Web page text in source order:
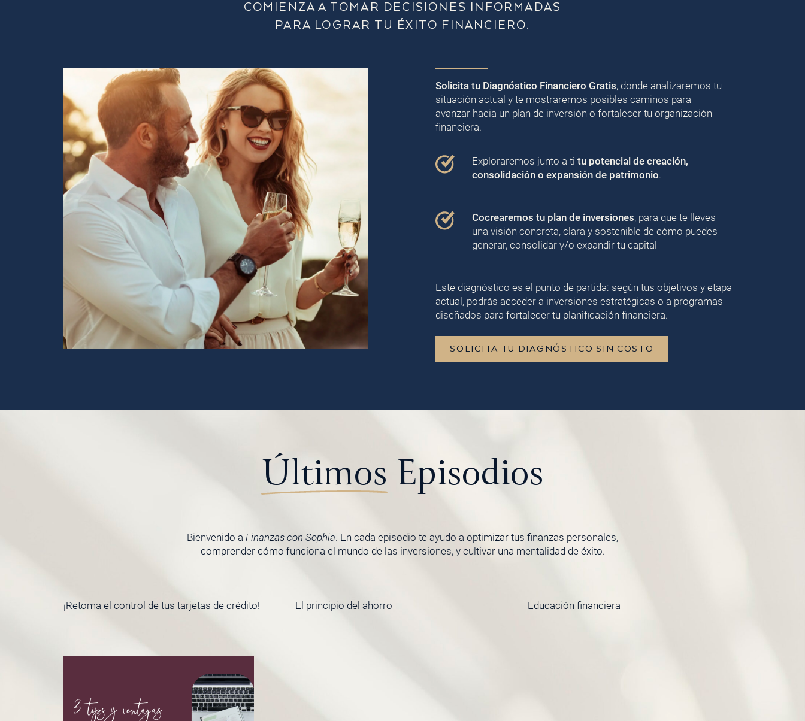
COMIENZA A TOMAR DECISIONES INFORMADAS
PARA LOGRAR TU ÉXITO FINANCIERO.
Solicita tu Diagnóstico Financiero Gratis, donde analizaremos tu
situación actual y te mostraremos posibles caminos para
avanzar hacia un plan de inversión o fortalecer tu organización
financiera.
Exploraremos junto a titu potencial de creación,
consolidación o expansión de patrimonio.
Cocrearemos tu plan de inversiones, para que te lleves
una visión concreta, clara y sostenible de cómo puedes
generar, consolidar y/o expandir tu capital
Este diagnóstico es el punto de partida: según tus objetivos y etapa
actual, podrás acceder a inversiones estratégicas o a programas
diseñados para fortalecer tu planificación financiera.
SOLICITA TU DIAGNÓSTICO SIN COSTO
Últimos Episodios
Bienvenido a Finanzas con Sophia. En cada episodio te ayudo a optimizar tus finanzas personales,
comprender cómo funciona el mundo de las inversiones, y cultivar una mentalidad de éxito.
¡Retoma el control de tus tarjetas de crédito! El principio del ahorro Educación financiera